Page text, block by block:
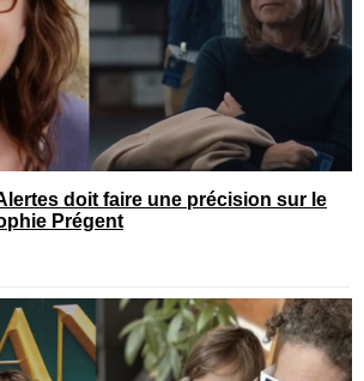
doit faire une précision sur le
Prégent